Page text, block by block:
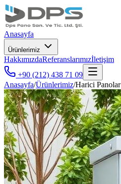
Anasayfa
Ürünlerimiz
HakkımızdaReferanslarımızİletişim
+90 (212) 438 71 09
Anasayfa/Ürünlerimiz/Harici Panolar